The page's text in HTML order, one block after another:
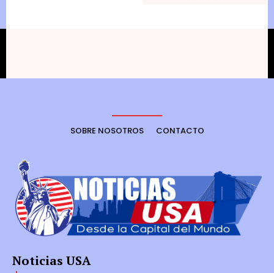
SOBRE NOSOTROS CONTACTO
Noticias USA